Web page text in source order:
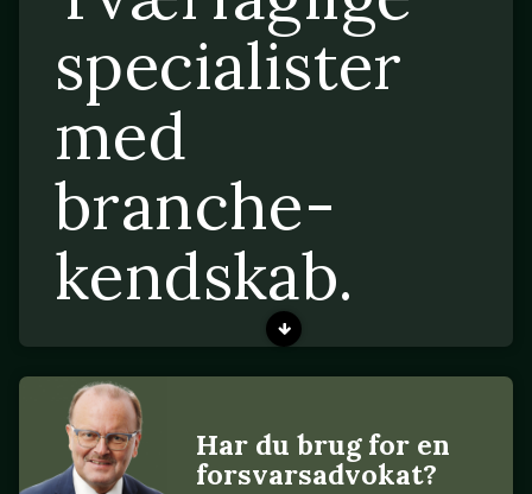
specialister
med
branche-
kendskab.
Har du brug for en
forsvarsadvokat?